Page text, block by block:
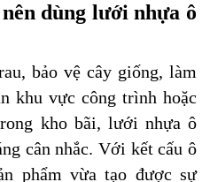
dùng lưới nhựa ô
bảo vệ cây giống, làm
khu vực công trình hoặc
kho bãi, lưới nhựa ô
cân nhắc. Với kết cấu ô
phẩm vừa tạo được sự